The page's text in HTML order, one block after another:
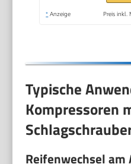
von
* Anzeige Preis inkl.
Typische
Kompressoren
Reifenwechsel am